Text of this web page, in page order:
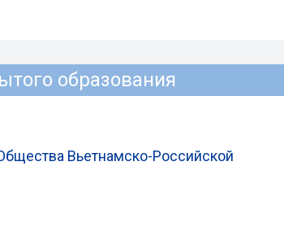
образования
Вьетнамско-Российской